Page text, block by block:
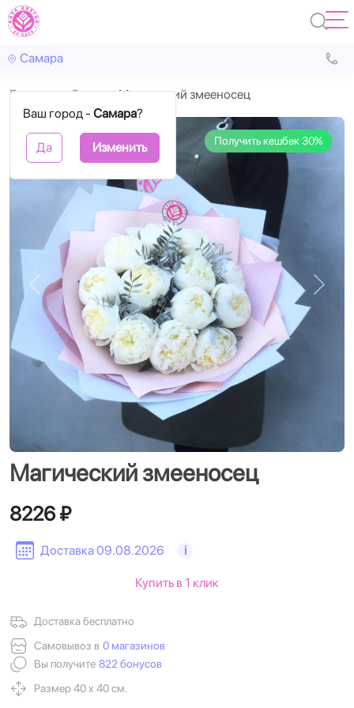
Самара
Ваш город - Самара?
Да Изменить
Главная Розы Магический змееносец
Получить кешбек 30%
Назад
Магический змееносец
Доставка 09.08.2026 i
8226 ₽
Доставка бесплатно
Самовывоз в 0 магазинов
Вы получите 822 бонусов
Размер 40 х 40 см.
Купить в 1 клик